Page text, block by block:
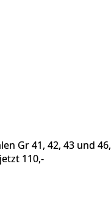
Gr 41, 42, 43 und 46,
110,-